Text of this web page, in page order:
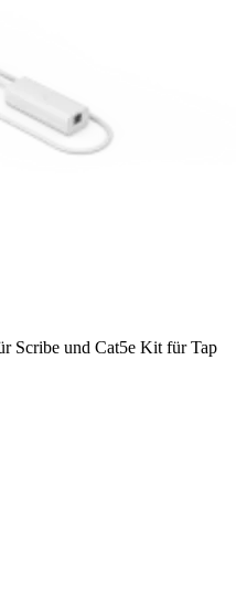
Scribe und Cat5e Kit für Tap